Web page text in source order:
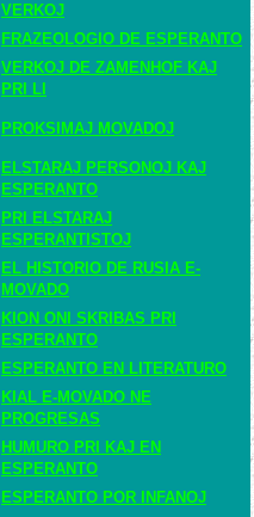
VERKOJ
FRAZEOLOGIO DE ESPERANTO
VERKOJ DE ZAMENHOF KAJ
PRI LI
PROKSIMAJ MOVADOJ
ELSTARAJ PERSONOJ KAJ
ESPERANTO
PRI ELSTARAJ
ESPERANTISTOJ
EL HISTORIO DE RUSIA E-
MOVADO
KION ONI SKRIBAS PRI
ESPERANTO
ESPERANTO EN LITERATURO
KIAL E-MOVADO NE
PROGRESAS
HUMURO PRI KAJ EN
ESPERANTO
ESPERANTO POR INFANOJ